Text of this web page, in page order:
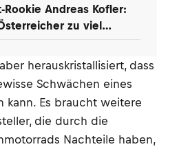
Rookie Andreas Kofler:
zu viel
herauskristallisiert, dass
Schwächen eines
kann. Es braucht weitere
die durch die
Nachteile haben,